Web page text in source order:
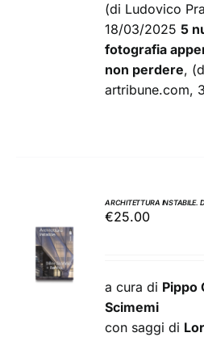
(di Ludovico
18/03/20255
fotografia
non perdere,
artribune.com,
AL
CARRELLO
/
ARCHITETTURA INSTABILE.
€25.00
a cura di Pippo
Scimemi
con saggi di